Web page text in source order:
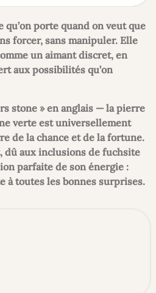
qu’on porte quand on veut que
forcer, sans manipuler. Elle
un aimant discret, en
aux possibilités qu’on
stone » en anglais — la pierre
verte est universellement
de la chance et de la fortune.
dû aux inclusions de fuchsite
parfaite de son énergie :
à toutes les bonnes surprises.